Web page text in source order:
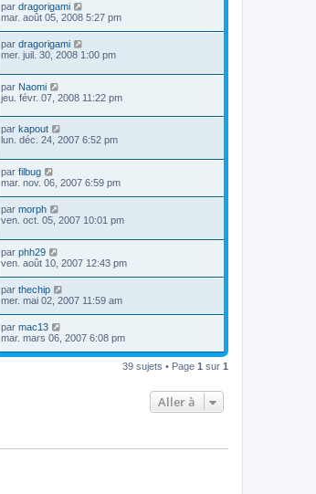
par dragorigami
mar. août 05, 2008 5:27 pm
par dragorigami
mer. juil. 30, 2008 1:00 pm
par Naomi
jeu. févr. 07, 2008 11:22 pm
par kapout
lun. déc. 24, 2007 6:52 pm
par filbug
mar. nov. 06, 2007 6:59 pm
par morph
ven. oct. 05, 2007 10:01 pm
par phh29
ven. août 10, 2007 12:43 pm
par thechip
mer. mai 02, 2007 11:59 am
par mac13
mar. mars 06, 2007 6:08 pm
39 sujets • Page 1 sur 1
Aller à